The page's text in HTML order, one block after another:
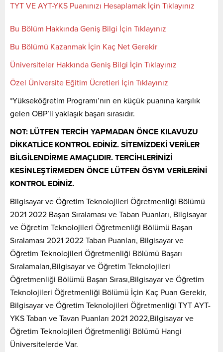
TYT VE AYT-YKS Puanınızı Hesaplamak İçin Tıklayınız
Bu Bölüm Hakkında Geniş Bilgi İçin Tıklayınız
Bu Bölümü Kazanmak İçin Kaç Net Gerekir
Üniversiteler Hakkında Geniş Bilgi İçin Tıklayınız
Özel Üniversite Eğitim Ücretleri İçin Tıklayınız
*Yükseköğretim Programı’nın en küçük puanına karşılık
gelen OBP’li yaklaşık başarı sırasıdır.
NOT: LÜTFEN TERCİH YAPMADAN ÖNCE KILAVUZU
DİKKATLİCE KONTROL EDİNİZ. SİTEMİZDEKİ VERİLER
BİLGİLENDİRME AMAÇLIDIR. TERCİHLERİNİZİ
KESİNLEŞTİRMEDEN ÖNCE LÜTFEN ÖSYM VERİLERİNİ
KONTROL EDİNİZ.
Bilgisayar ve Öğretim Teknolojileri Öğretmenliği Bölümü
2021 2022 Başarı Sıralaması ve Taban Puanları, Bilgisayar
ve Öğretim Teknolojileri Öğretmenliği Bölümü Başarı
Sıralaması 2021 2022 Taban Puanları, Bilgisayar ve
Öğretim Teknolojileri Öğretmenliği Bölümü Başarı
Sıralamaları,Bilgisayar ve Öğretim Teknolojileri
Öğretmenliği Bölümü Başarı Sırası,Bilgisayar ve Öğretim
Teknolojileri Öğretmenliği Bölümü İçin Kaç Puan Gerekir,
Bilgisayar ve Öğretim Teknolojileri Öğretmenliği TYT AYT-
YKS Taban ve Tavan Puanları 2021 2022,Bilgisayar ve
Öğretim Teknolojileri Öğretmenliği Bölümü Hangi
Üniversitelerde Var.